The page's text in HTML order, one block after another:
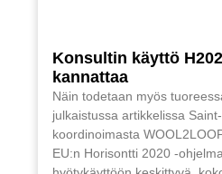
Konsultin käyttö
kannattaa
Näin todetaan myös
julkaistussa artikkelissa
koordinoimasta
EU:n Horisontti 2020 -